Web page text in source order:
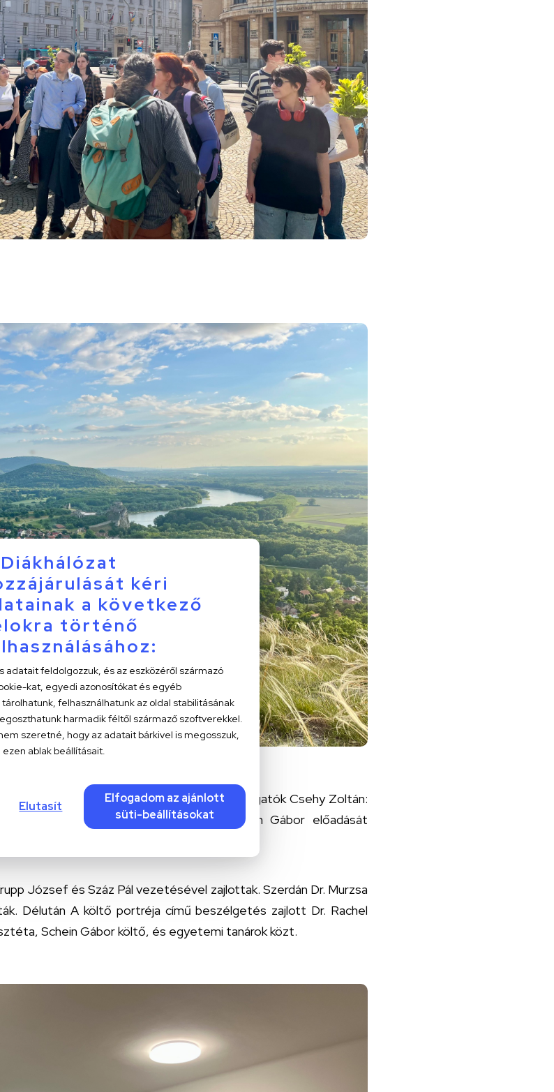
kéri
a következő
történő
adatait feldolgozzuk, és az eszközéről származó
kat, egyedi azonosítókat és egyéb
felhasználhatunk az oldal stabilitásának
harmadik féltől származő szoftverekkel.
szeretné, hogy az adatait bárkivel is megosszuk,
ablak beállításait.
Elutasít
Elfogadom az ajánlott
süti-beállításokat
és Száz Pál tartotta. Délután pedig a hallgatók Csehy Zoltán:
költészeti ökoszisztéma, illetve Schein Gábor előadását
regényéről.
József és Száz Pál vezetésével zajlottak. Szerdán Dr. Murzsa
Délután A költő portréja című beszélgetés zajlott Dr. Rachel
Schein Gábor költő, és egyetemi tanárok közt.